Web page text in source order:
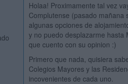
Holaa! Proximamente tal vez
Complutense (pasado mañana
algunas opciones de
y no puedo desplazarme hasta
que cuento con su opinion :)
Primero que nada, quisiera
Colegios Mayores y las
incovenientes de cada uno.